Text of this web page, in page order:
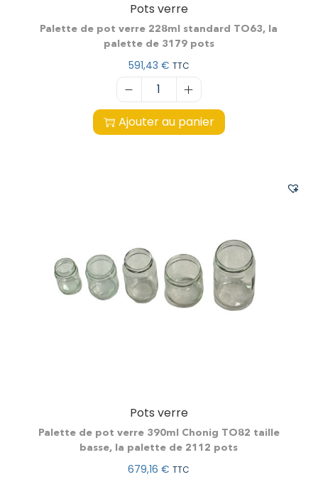
Pots verre
Palette de pot verre 228ml standard TO63, la
palette de 3179 pots
591,43 € TTC
Ajouter au panier
Pots verre
Palette de pot verre 390ml Chonig TO82 taille
basse, la palette de 2112 pots
679,16€ TTC